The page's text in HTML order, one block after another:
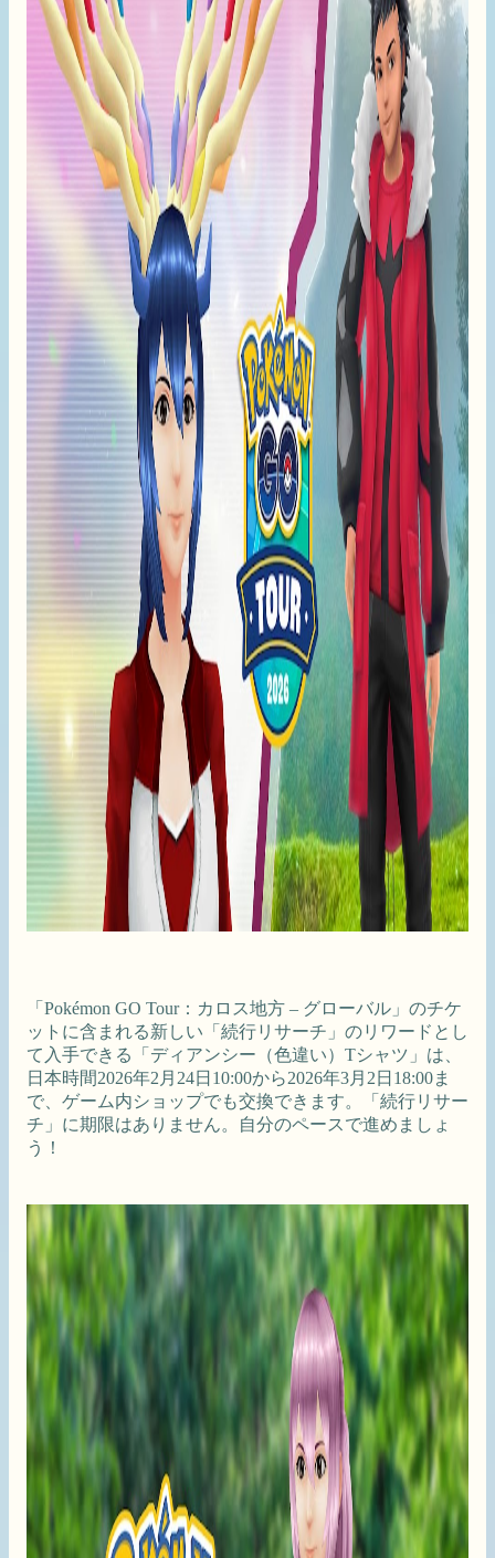
「Pokémon GO Tour：カロス地方 – グローバル」のチケ
ットに含まれる新しい「続行リサーチ」のリワードとし
て入手できる「ディアンシー（色違い）Tシャツ」は、
日本時間2026年2月24日10:00から2026年3月2日18:00ま
で、ゲーム内ショップでも交換できます。「続行リサー
チ」に期限はありません。自分のペースで進めましょ
う！